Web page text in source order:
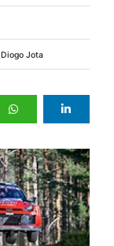
Diogo Jota